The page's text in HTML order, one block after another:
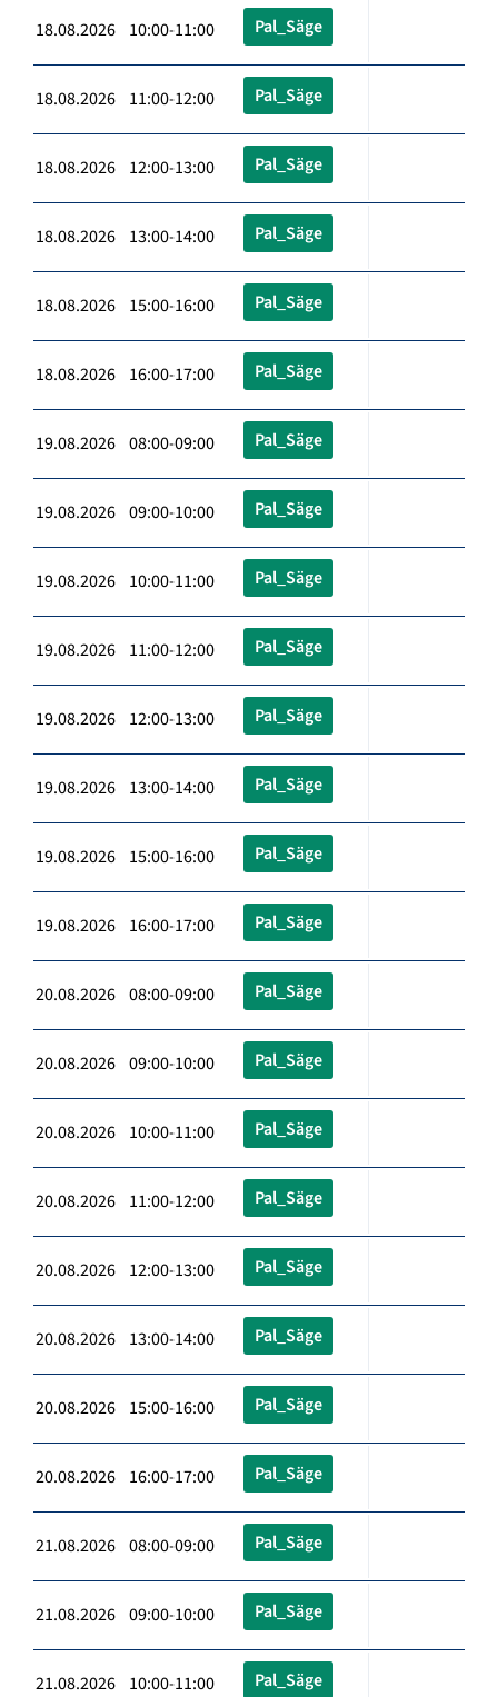
18.08.2026 10:00-11:00 Pal_Säge
18.08.2026 11:00-12:00 Pal_Säge
18.08.2026 12:00-13:00 Pal_Säge
18.08.2026 13:00-14:00 Pal_Säge
18.08.2026 15:00-16:00 Pal_Säge
18.08.2026 16:00-17:00 Pal_Säge
19.08.2026 08:00-09:00 Pal_Säge
19.08.2026 09:00-10:00 Pal_Säge
19.08.2026 10:00-11:00 Pal_Säge
19.08.2026 11:00-12:00 Pal_Säge
19.08.2026 12:00-13:00 Pal_Säge
19.08.2026 13:00-14:00 Pal_Säge
19.08.2026 15:00-16:00 Pal_Säge
19.08.2026 16:00-17:00 Pal_Säge
20.08.2026 08:00-09:00 Pal_Säge
20.08.2026 09:00-10:00 Pal_Säge
20.08.2026 10:00-11:00 Pal_Säge
20.08.2026 11:00-12:00 Pal_Säge
20.08.2026 12:00-13:00 Pal_Säge
20.08.2026 13:00-14:00 Pal_Säge
20.08.2026 15:00-16:00 Pal_Säge
20.08.2026 16:00-17:00 Pal_Säge
21.08.2026 08:00-09:00 Pal_Säge
21.08.2026 09:00-10:00 Pal_Säge
21.08.2026 10:00-11:00 Pal_Säge